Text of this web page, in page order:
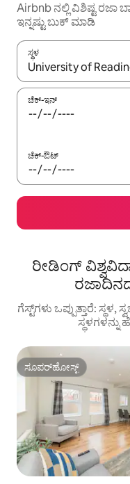
Airbnb ನಲ್ಲಿ ವಿಶಿಷ್ಟ ರಜಾ
ಇನ್ನಷ್ಟು ಬುಕ್ ಮಾಡಿ
ಸ್ಥಳ
ಫಲಿತಾಂಶಗಳು
ಚೆಕ್-ಇನ್
ಚೆಕ್-ಔಟ್
ರೀಡಿಂಗ್
ಗೆಸ್ಟ್‌ಗಳು ಒಪ್ಪುತ್ತಾರೆ: ಸ್ಥಳ,
ಸ್ಥಳಗಳನ್ನು
ಸೂಪರ್‌ಹೋಸ್ಟ್
ಸೂಪರ್‌ಹೋಸ್ಟ್